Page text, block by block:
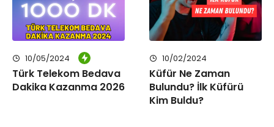
10/05/2024
Türk Telekom Bedava
Dakika Kazanma 2026
10/02/2024
Küfür Ne Zaman
Bulundu? İlk Küfürü
Kim Buldu?